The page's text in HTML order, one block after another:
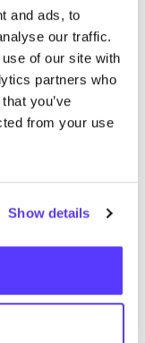
and ads, to
our traffic.
of our site with
partners who
you’ve
from your use
Show details